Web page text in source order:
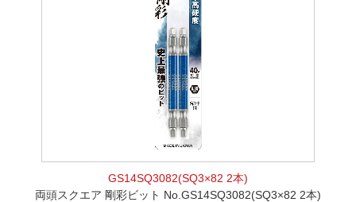
GS14SQ3082(SQ3×82 2本)
両頭スクエア 剛彩ビット No.GS14SQ3082(SQ3×82 2本)